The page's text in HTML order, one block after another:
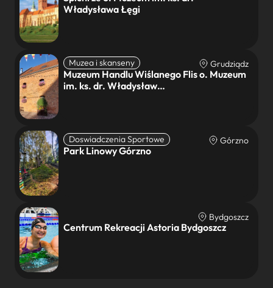
Władysława Łęgi
Muzea i skanseny Grudziądz
Muzeum Handlu Wiślanego Flis o. Muzeum
im. ks. dr. Władysław…
Doswiadczenia Sportowe Górzno
Park Linowy Górzno
Bydgoszcz
Centrum Rekreacji Astoria Bydgoszcz